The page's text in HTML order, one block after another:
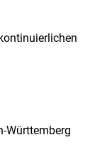
Württemberg